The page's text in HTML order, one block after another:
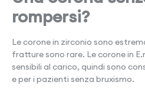
rompersi?
Le corone in zirconio sono
fratture sono rare. Le corone in
sensibili al carico, quindi sono
e per i pazienti senza bruxismo.